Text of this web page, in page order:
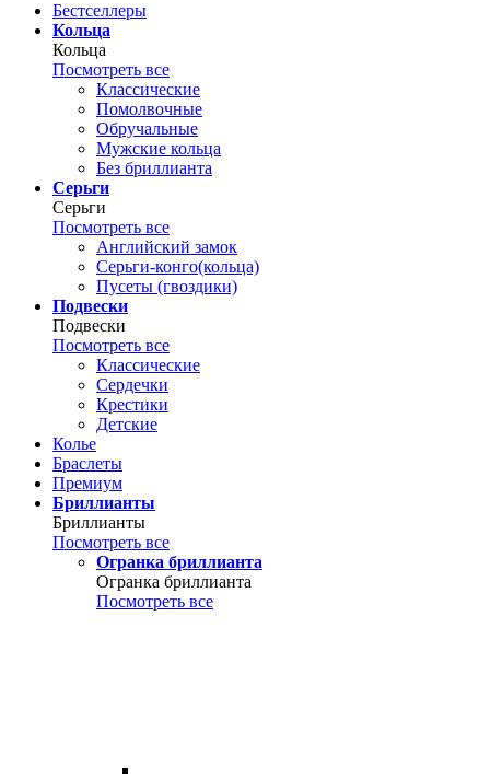
Бестселлеры
Кольца
Кольца
Посмотреть все
Классические
Помолвочные
Обручальные
Мужские кольца
Без бриллианта
Серьги
Серьги
Посмотреть все
Английский замок
Серьги-конго(кольца)
Пусеты (гвоздики)
Подвески
Подвески
Посмотреть все
Классические
Сердечки
Крестики
Детские
Колье
Браслеты
Премиум
Бриллианты
Бриллианты
Посмотреть все
Огранка бриллианта
Огранка бриллианта
Посмотреть все